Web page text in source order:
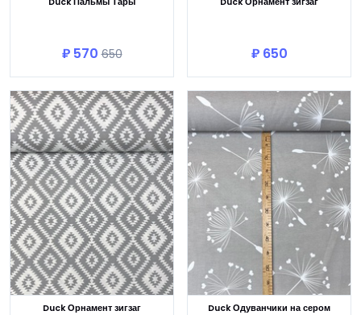
₽ 570 650 ₽ 650
Duck Орнамент зигзаг Duck Одуванчики на сером